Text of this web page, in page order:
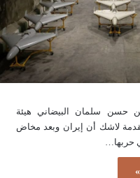
حسن سلمان البيضاني هيئة
لاشك أن إيران وبعد مخاض
حربها…